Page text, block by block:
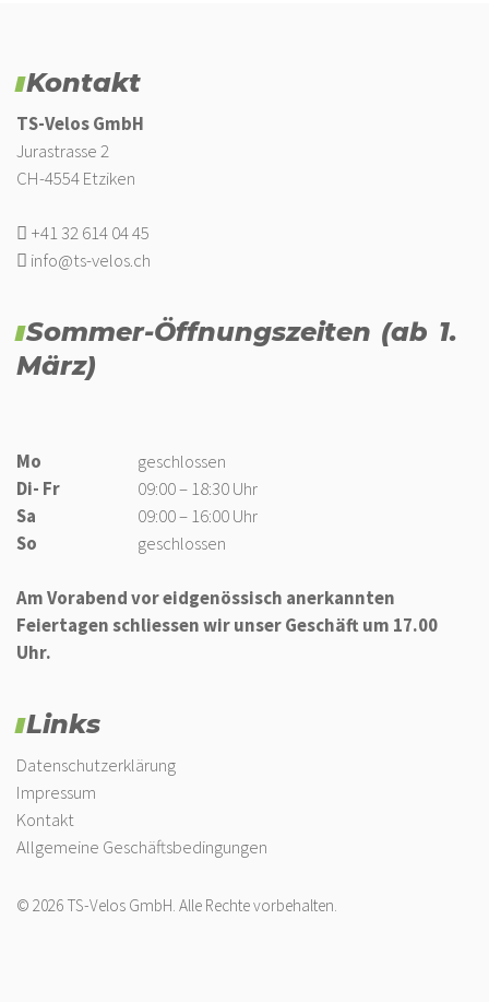
Kontakt
TS-Velos GmbH
Jurastrasse 2
CH-4554 Etziken
+41 32 614 04 45
info@ts-velos.ch
Sommer-Öffnungszeiten (ab 1.
März)
Mo
geschlossen
Di- Fr
09:00 – 18:30 Uhr
Sa
09:00 – 16:00 Uhr
So
geschlossen
Am Vorabend vor eidgenössisch anerkannten
Feiertagen schliessen wir unser Geschäft um 17.00
Uhr.
Links
Datenschutzerklärung
Impressum
Kontakt
Allgemeine Geschäftsbedingungen
© 2026 TS-Velos GmbH. Alle Rechte vorbehalten.